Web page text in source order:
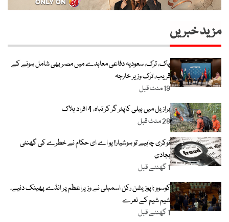
مزید خبریں
پاک، ترک، سعودیہ دفاعی معاہدے میں مصر بھی شامل ہونے کے
قریب، ترک وزیر خارجہ
19 منٹ قبل
برازیل میں ہیلی کاپٹر گر کر تباہ، 4 افراد ہلاک
28 منٹ قبل
نوکری چاہیے تو ہوشیار! یو اے ای حکام نے خطرے کی گھنٹی
بجادی
1 گھنٹے قبل
کوسوو :اپوزیشن رکن اسمبلی نے وزیراعظم پر انڈے پھینک دئیے،
شیم شیم کے نعرے
1 گھنٹے قبل